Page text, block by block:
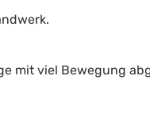
mit viel Bewegung